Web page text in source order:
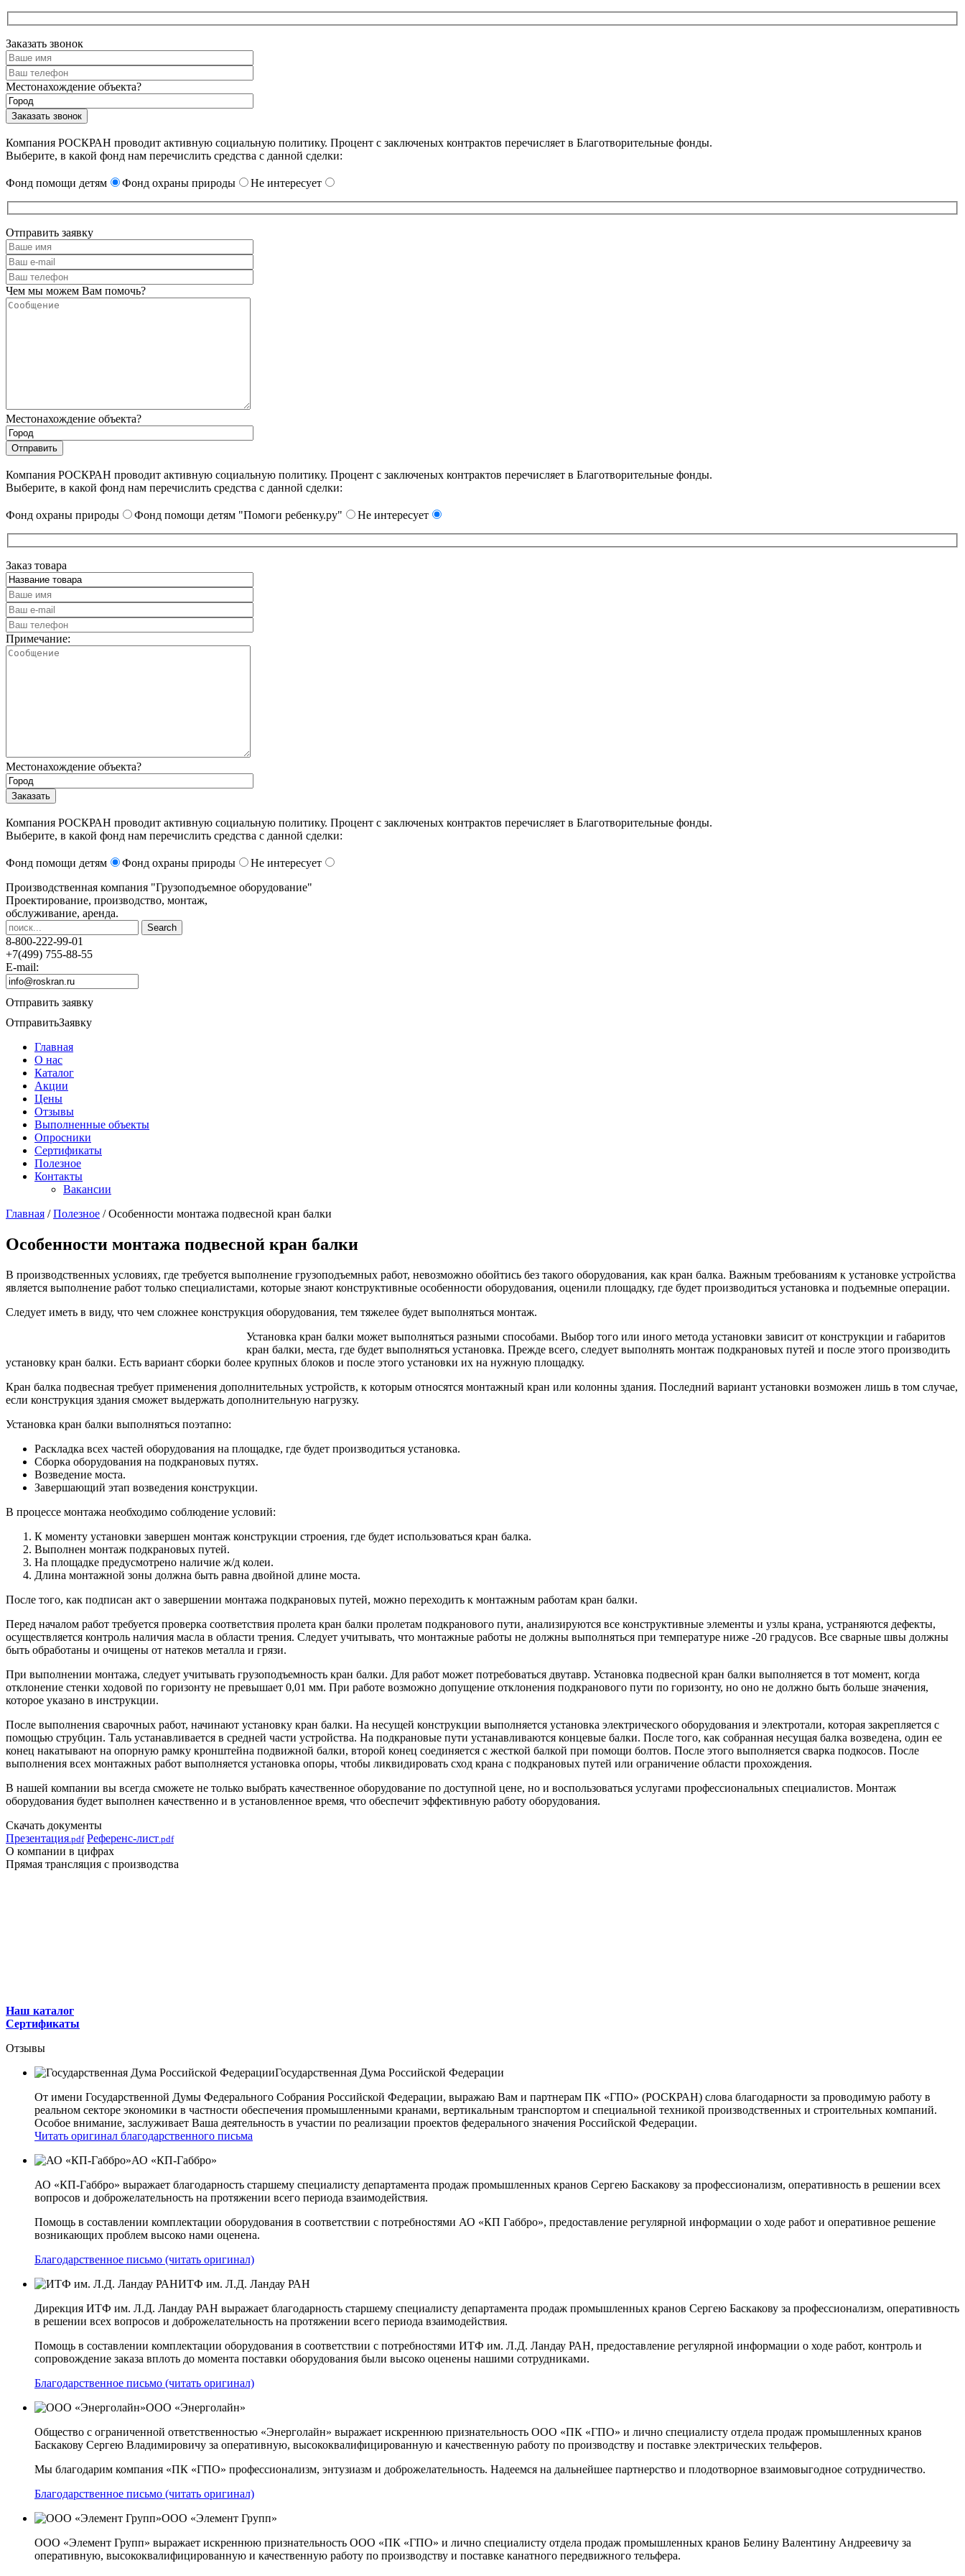
Заказать звонок
Местонахождение объекта?
Компания РОСКРАН проводит активную социальную политику. Процент с заключеных контрактов перечисляет в Благотворительные фонды.
Выберите, в какой фонд нам перечислить средства с данной сделки:
Фонд помощи детям Фонд охраны природы Не интересует
Отправить заявку
Чем мы можем Вам помочь?
Местонахождение объекта?
Компания РОСКРАН проводит активную социальную политику. Процент с заключеных контрактов перечисляет в Благотворительные фонды.
Выберите, в какой фонд нам перечислить средства с данной сделки:
Фонд охраны природы Фонд помощи детям "Помоги ребенку.ру" Не интересует
Заказ товара
Примечание:
Местонахождение объекта?
Компания РОСКРАН проводит активную социальную политику. Процент с заключеных контрактов перечисляет в Благотворительные фонды.
Выберите, в какой фонд нам перечислить средства с данной сделки:
Фонд помощи детям Фонд охраны природы
Не интересует
Производственная компания "Грузоподъемное оборудование"
Проектирование, производство, монтаж,
обслуживание, аренда.
8-800-222-99-01
+7(499) 755-88-55
E-mail:
Отправить заявку
ОтправитьЗаявку
Главная
О нас
Каталог
Акции
Цены
Отзывы
Выполненные объекты
Опросники
Сертификаты
Полезное
Контакты
Вакансии
Главная /Полезное /Особенности монтажа подвесной кран балки
Особенности монтажа подвесной кран балки
В производственных условиях, где требуется выполнение грузоподъемных работ, невозможно обойтись без такого оборудования, как кран балка. Важным требованиям к установке устройства
является выполнение работ только специалистами, которые знают конструктивные особенности оборудования, оценили площадку, где будет производиться установка и подъемные операции.
Следует иметь в виду, что чем сложнее конструкция оборудования, тем тяжелее будет выполняться монтаж.
Установка кран балки может выполняться разными способами. Выбор того или иного метода установки зависит от конструкции и габаритов
кран балки, места, где будет выполняться установка. Прежде всего, следует выполнять монтаж подкрановых путей и после этого производить
установку кран балки. Есть вариант сборки более крупных блоков и после этого установки их на нужную площадку.
Кран балка подвесная требует применения дополнительных устройств, к которым относятся монтажный кран или колонны здания. Последний вариант установки возможен лишь в том случае,
если конструкция здания сможет выдержать дополнительную нагрузку.
Установка кран балки выполняться поэтапно:
Раскладка всех частей оборудования на площадке, где будет производиться установка.
Сборка оборудования на подкрановых путях.
Возведение моста.
Завершающий этап возведения конструкции.
В процессе монтажа необходимо соблюдение условий:
К моменту установки завершен монтаж конструкции строения, где будет использоваться кран балка.
Выполнен монтаж подкрановых путей.
На площадке предусмотрено наличие ж/д колеи.
Длина монтажной зоны должна быть равна двойной длине моста.
После того, как подписан акт о завершении монтажа подкрановых путей, можно переходить к монтажным работам кран балки.
Перед началом работ требуется проверка соответствия пролета кран балки пролетам подкранового пути, анализируются все конструктивные элементы и узлы крана, устраняются дефекты,
осуществляется контроль наличия масла в области трения. Следует учитывать, что монтажные работы не должны выполняться при температуре ниже -20 градусов. Все сварные швы должны
быть обработаны и очищены от натеков металла и грязи.
При выполнении монтажа, следует учитывать грузоподъемность кран балки. Для работ может потребоваться двутавр. Установка подвесной кран балки выполняется в тот момент, когда
отклонение стенки ходовой по горизонту не превышает 0,01 мм. При работе возможно допущение отклонения подкранового пути по горизонту, но оно не должно быть больше значения,
которое указано в инструкции.
После выполнения сварочных работ, начинают установку кран балки. На несущей конструкции выполняется установка электрического оборудования и электротали, которая закрепляется с
помощью струбцин. Таль устанавливается в средней части устройства. На подкрановые пути устанавливаются концевые балки. После того, как собранная несущая балка возведена, один ее
конец накатывают на опорную рамку кронштейна подвижной балки, второй конец соединяется с жесткой балкой при помощи болтов. После этого выполняется сварка подкосов. После
выполнения всех монтажных работ выполняется установка опоры, чтобы ликвидировать сход крана с подкрановых путей или ограничение области прохождения.
В нашей компании вы всегда сможете не только выбрать качественное оборудование по доступной цене, но и воспользоваться услугами профессиональных специалистов. Монтаж
оборудования будет выполнен качественно и в установленное время, что обеспечит эффективную работу оборудования.
Скачать документы
Презентация .pdf Референс-лист .pdf
О компании в цифрах
Прямая трансляция с производства
Наш каталог
Сертификаты
Отзывы
Государственная Дума Российской Федерации
От имени Государственной Думы Федерального Собрания Российской Федерации, выражаю Вам и партнерам ПК «ГПО» (РОСКРАН) слова благодарности за проводимую работу в
реальном секторе экономики в частности обеспечения промышленными кранами, вертикальным транспортом и специальной техникой производственных и строительных компаний.
Особое внимание, заслуживает Ваша деятельность в участии по реализации проектов федерального значения Российской Федерации.
Читать оригинал благодарственного письма
АО «КП-Габбро»
АО «КП-Габбро» выражает благодарность старшему специалисту департамента продаж промышленных кранов Сергею Баскакову за профессионализм, оперативность в решении всех
вопросов и доброжелательность на протяжении всего периода взаимодействия.
Помощь в составлении комплектации оборудования в соответствии с потребностями АО «КП­ Габбро», предоставление регулярной информации о ходе работ и оперативное решение
возникающих проблем высоко нами оценена.
Благодарственное письмо (читать оригинал)
ИТФ им. Л.Д. Ландау РАН
Дирекция ИТФ им. Л.Д. Ландау РАН выражает благодарность старшему специалисту департамента продаж промышленных кранов Сергею Баскакову за профессионализм, оперативность
в решении всех вопросов и доброжелательность на протяжении всего периода взаимодействия.
Помощь в составлении комплектации оборудования в соответствии с потребностями ИТФ им. Л.Д. Ландау РАН, предоставление регулярной информации о ходе работ, контроль и
сопровождение заказа вплоть до момента поставки оборудования были высоко оценены нашими сотрудниками.
Благодарственное письмо (читать оригинал)
ООО «Энерголайн»
Общество с ограниченной ответственностью «Энерголайн» выражает искреннюю признательность ООО «ПК «ГПО» и лично специалисту отдела продаж промышленных кранов
Баскакову Сергею Владимировичу за оперативную, высококвалифицированную и качественную работу по производству и поставке электрических тельферов.
Мы благодарим компания «ПК «ГПО» профессионализм, энтузиазм и доброжелательность. Надеемся на дальнейшее партнерство и плодотворное взаимовыгодное сотрудничество.
Благодарственное письмо (читать оригинал)
ООО «Элемент Групп»
ООО «Элемент Групп» выражает искреннюю признательность ООО «ПК «ГПО» и лично специалисту отдела продаж промышленных кранов Белину Валентину Андреевичу за
оперативную, высококвалифицированную и качественную работу по производству и поставке канатного передвижного тельфера.